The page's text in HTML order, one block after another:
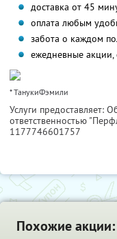
доставка от 45
оплата любым
забота о каждом
ежедневные акции,
* ТанукиФэмили
Услуги предоставляет:
ответственностью
1177746601757
Похожие акции: